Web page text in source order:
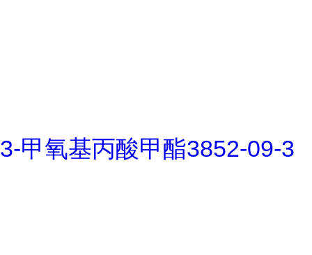
3-甲氧基丙酸甲酯3852-09-3